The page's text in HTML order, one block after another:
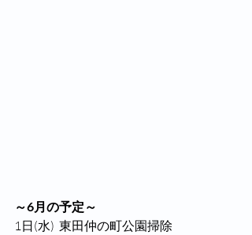
～6月の予定～
1日(水)  東田仲の町公園掃除